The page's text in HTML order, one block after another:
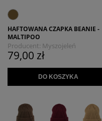
HAFTOWANA CZAPKA BEANIE -
MALTIPOO
Producent: Myszojeleń
79,00 zł
DO KOSZYKA